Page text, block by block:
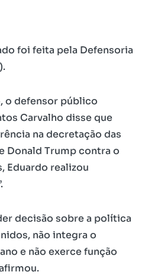
foi feita pela Defensoria
o defensor público
Carvalho disse que
na decretação das
Donald Trump contra o
Eduardo realizou
decisão sobre a política
não integra o
e não exerce função